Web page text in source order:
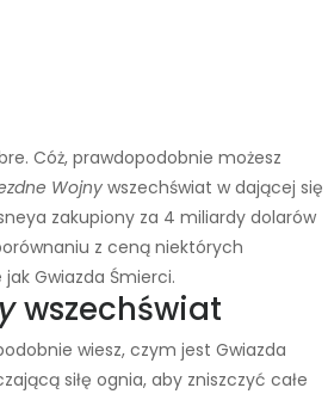
Cóż, prawdopodobnie możesz
Wojnywszechświat w dającej się
zakupiony za 4 miliardy dolarów
z ceną niektórych
Gwiazda Śmierci.
wszechświat
wiesz, czym jest Gwiazda
siłę ognia, aby zniszczyć całe